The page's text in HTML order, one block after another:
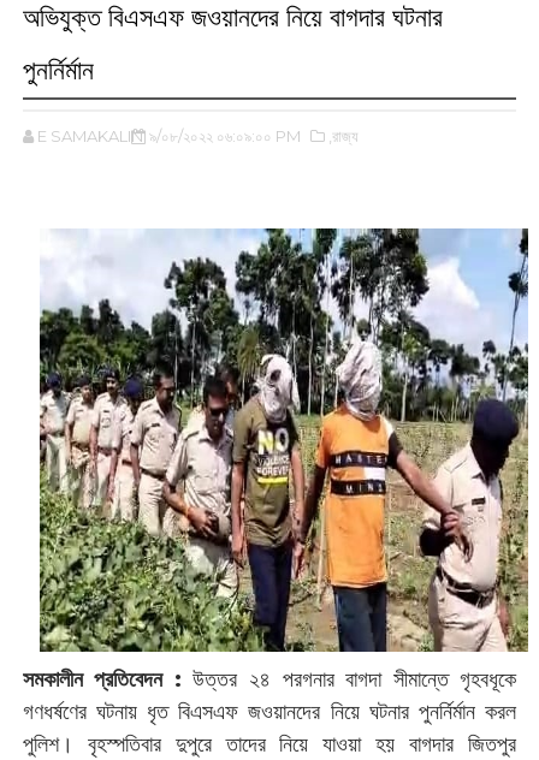
অভিযুক্ত বিএসএফ জওয়ানদের নিয়ে বাগদার ঘটনার
পুনর্নির্মান
E SAMAKALIN ৯/০৮/২০২২ ০৬:০৯:০০ PM ,রাজ্য
সমকালীন প্রতিবেদন : উত্তর ২৪ পরগনার বাগদা সীমান্তে গৃহবধূকে
গণধর্ষণের ঘটনায় ধৃত বিএসএফ জওয়ানদের নিয়ে ঘটনার পুনর্নির্মান করল
পুলিশ। বৃহস্পতিবার দুপুরে তাদের নিয়ে যাওয়া হয় বাগদার জিতপুর